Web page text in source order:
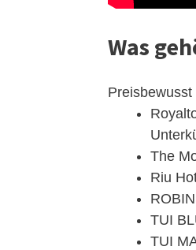
Was
Preisbewusst
The
Riu
TUI
TUI